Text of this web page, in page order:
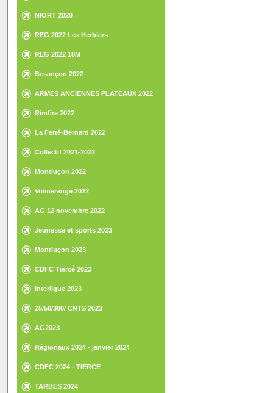
NIORT 2020
REG 2022 Les Herbiers
REG 2022 18M
Besançon 2022
ARMES ANCIENNES PLATEAUX 2022
Rimfire 2022
La Ferté-Bernard 2022
Collectif 2021-2022
Montluçon 2022
Volmerange 2022
AG 12 novembre 2022
Jeunesse et sports 2023
Montluçon 2023
CDFC Tiercé 2023
Interligue 2023
25/50/300/ CNTS 2023
AG2023
Régionaux 2024 - janvier 2024
CDFC 2024 - TIERCE
TARBES 2024